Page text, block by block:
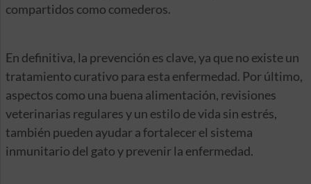
compartidos como comederos.
En definitiva, la prevención es clave, ya que no existe un
tratamiento curativo para esta enfermedad. Por último,
aspectos como una buena alimentación, revisiones
veterinarias regulares y un estilo de vida sin estrés,
también pueden ayudar a fortalecer el sistema
inmunitario del gato y prevenir la enfermedad.